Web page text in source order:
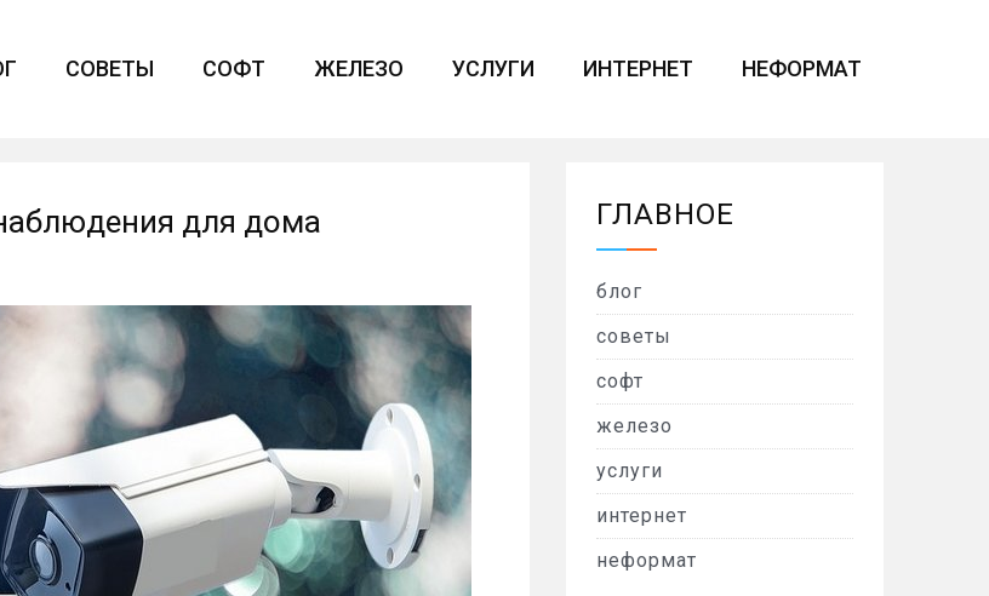
СОВЕТЫ СОФТ ЖЕЛЕЗО УСЛУГИ ИНТЕРНЕТ НЕФОРМАТ
для дома ГЛАВНОЕ
блог
советы
софт
железо
услуги
интернет
неформат